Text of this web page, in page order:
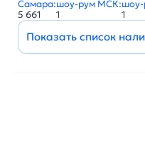
Самара:
5 661
шоу-рум МСК:
1
1
Показать список